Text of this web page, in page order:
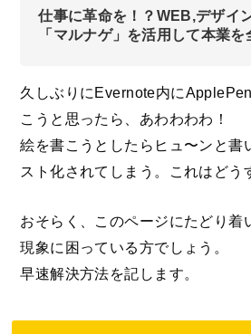
仕事に革命を！？WEB,デザイ
「マルナゲ」を活用して本業を
久しぶりにEvernote内に
こうと思ったら、あわわわわ！
絵を書こうとしたらヒュ〜ンと書
スト化されてしまう。これはどう
おそらく、このページにたどり着
現象に困っている方でしょう。
早速解決方法を記します。